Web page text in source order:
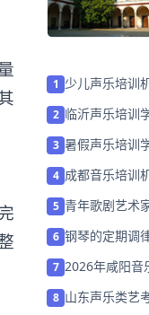
1 少儿声乐培训
2 临沂声乐培训
3 暑假声乐培训
4 成都音乐培训
5 青年歌剧艺术
楠、黄延明
6 钢琴的定期调
7 2026年咸阳音
8 山东声乐类艺